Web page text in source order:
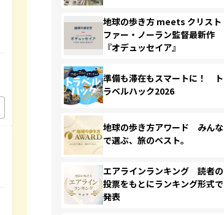
地球の歩き方 meets クリスト
ファー・ノーラン監督最新作
『オデュッセイア』
準備も滞在もスマートに！ ト
ラベルハック2026
地球の歩き方アワード みんな
で選ぶ、旅のベスト。
エアラインランキング 読者の
投票をもとにランキング形式で
発表